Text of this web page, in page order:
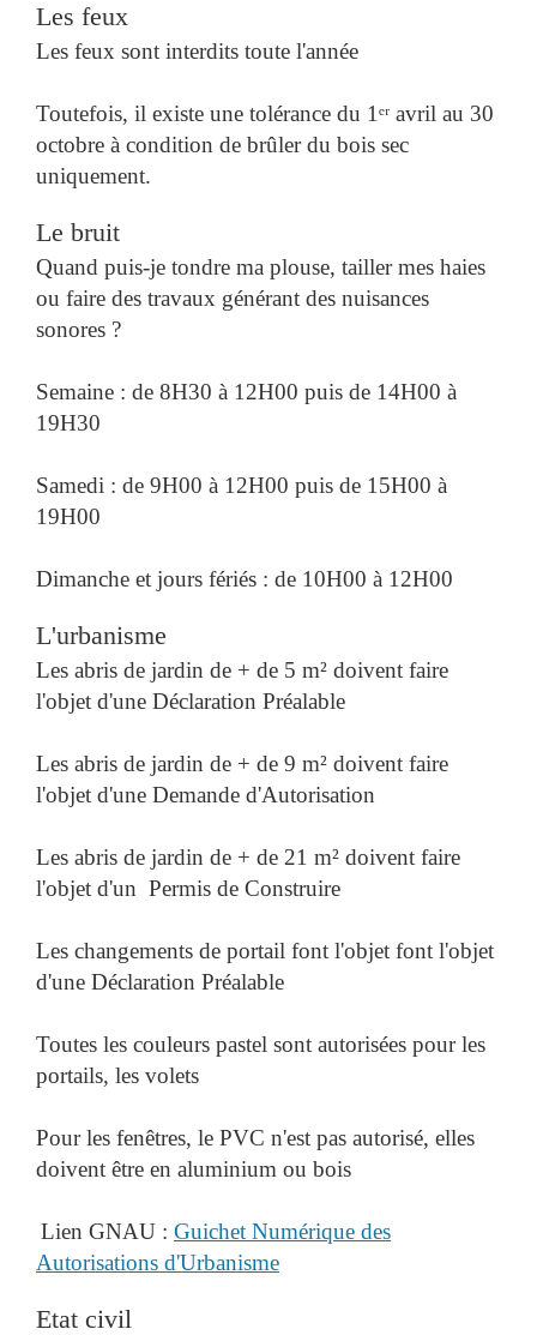
Les feux
Les feux sont interdits toute l'année
Toutefois, il existe une tolérance du 1ᵉʳ avril au 30
octobre à condition de brûler du bois sec
uniquement.
Le bruit
Quand puis-je tondre ma plouse, tailler mes haies
ou faire des travaux générant des nuisances
sonores ?
Semaine : de 8H30 à 12H00 puis de 14H00 à
19H30
Samedi : de 9H00 à 12H00 puis de 15H00 à
19H00
Dimanche et jours fériés : de 10H00 à 12H00
L'urbanisme
Les abris de jardin de + de 5 m² doivent faire
l'objet d'une Déclaration Préalable
Les abris de jardin de + de 9 m² doivent faire
l'objet d'une Demande d'Autorisation
Les abris de jardin de + de 21 m² doivent faire
l'objet d'un Permis de Construire
Les changements de portail font l'objet font l'objet
d'une Déclaration Préalable
Toutes les couleurs pastel sont autorisées pour les
portails, les volets
Pour les fenêtres, le PVC n'est pas autorisé, elles
doivent être en aluminium ou bois
Lien GNAU : Guichet Numérique des
Autorisations d'Urbanisme
Etat civil